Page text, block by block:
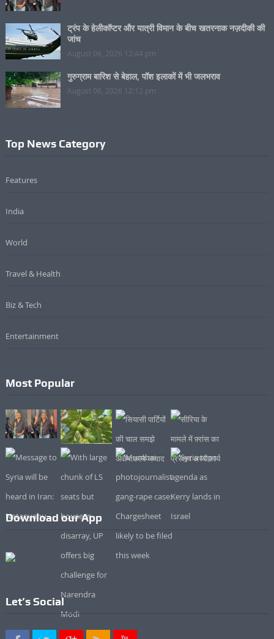
ट्रंप के हेलीकॉप्टर और यात्री विमान के बीच खतरनाक नज़दीकी की
जांच
August 06, 2026 12:44 pm
गुरुग्राम बारिश से बेहाल, पॉश इलाकों में भी जलभराव
August 06, 2026 12:12 pm
Top News Category
Features
India
World
Travel & Health
Biz & Tech
Entertainment
Most Popular
Download our App
Let’s Social